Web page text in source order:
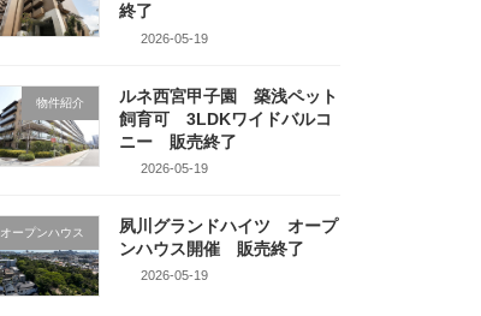
終了
2026-05-19
物件紹介
ルネ西宮甲子園 築浅ペット
飼育可 3LDKワイドバルコ
ニー 販売終了
2026-05-19
オープンハウス
夙川グランドハイツ オープ
ンハウス開催 販売終了
2026-05-19